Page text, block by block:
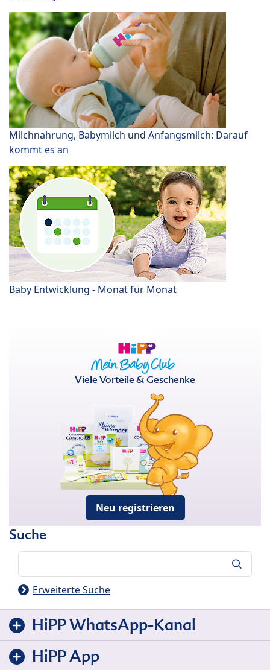
Milchnahrung, Babymilch und Anfangsmilch: Darauf
kommt es an
Baby Entwicklung - Monat für Monat
Viele Vorteile & Geschenke
Neu registrieren
Suche
Erweiterte Suche
HiPP WhatsApp-Kanal
HiPP App